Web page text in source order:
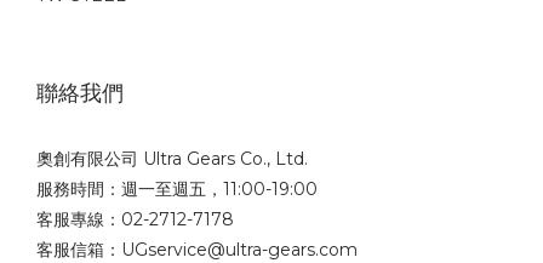
聯絡我們
奧創有限公司 Ultra Gears Co., Ltd.
服務時間：週一至週五，11:00-19:00
客服專線：02-2712-7178
客服信箱：UGservice@ultra-gears.com